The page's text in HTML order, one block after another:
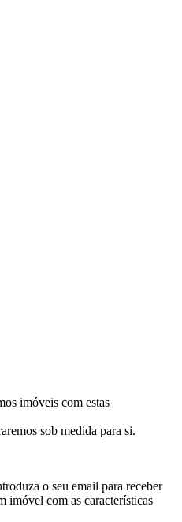
imóveis com estas
sob medida para si.
o seu email para receber
imóvel com as características